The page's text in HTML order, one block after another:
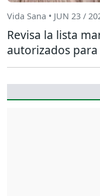
Vida Sana • JUN 23 /
Revisa la lista
autorizados para